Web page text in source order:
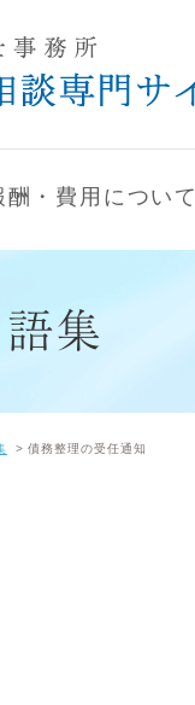
酬・費用について
集
債務整理の受任通知